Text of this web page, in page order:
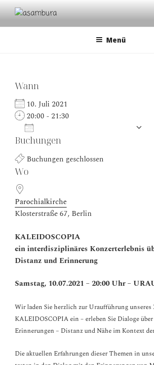
Zum
Inhalt
springenASAMBURA
Menü
Wann
10. Juli 2021
20:00 - 21:30
ICS herunterladen
Buchungen
Buchungen geschlossen
Wo
Parochialkirche
Klosterstraße 67, Berlin
KALEIDOSCOPIA
ein interdisziplinäres Konzerterlebnis
Distanz und Erinnerung
Samstag, 10.07.2021 – 20:00 Uhr –
Wir laden Sie herzlich zur Uraufführung unseres
KALEIDOSCOPIA ein – erleben Sie Dialoge
Erinnerungen – Distanz und Nähe im Kontext
Die aktuellen Erfahrungen dieser Themen in